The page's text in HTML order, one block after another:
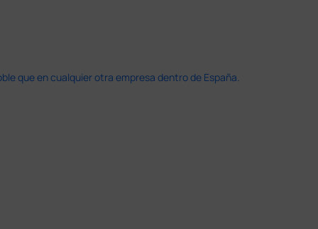
que en cualquier otra empresa dentro de España.